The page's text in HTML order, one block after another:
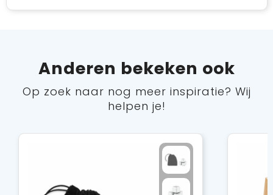
Anderen bekeken ook
Op zoek naar nog meer inspiratie? Wij
helpen je!